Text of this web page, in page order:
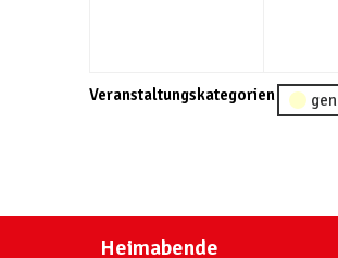
Veranstaltungskategorien
Heimabende